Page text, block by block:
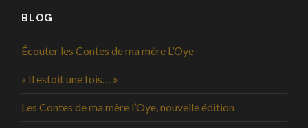
BLOG
Écouter les Contes de ma mère L’Oye
« Il estoit une fois… »
Les Contes de ma mère l’Oye, nouvelle édition